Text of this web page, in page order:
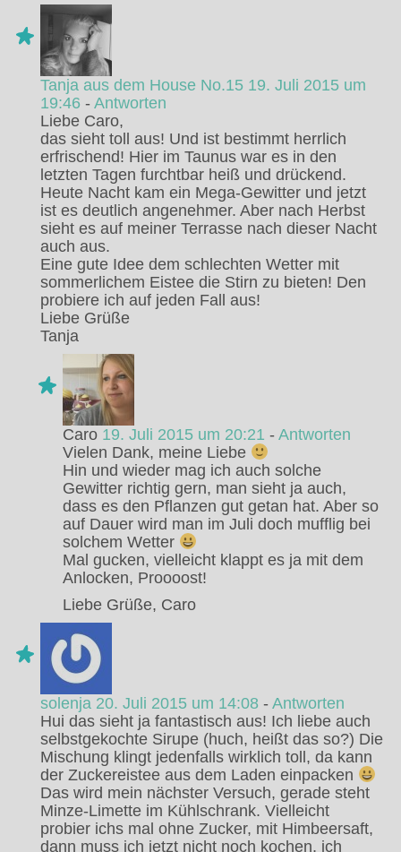
Tanja aus dem House No.15 19. Juli 2015 um
19:46 - Antworten
Liebe Caro,
das sieht toll aus! Und ist bestimmt herrlich
erfrischend! Hier im Taunus war es in den
letzten Tagen furchtbar heiß und drückend.
Heute Nacht kam ein Mega-Gewitter und jetzt
ist es deutlich angenehmer. Aber nach Herbst
sieht es auf meiner Terrasse nach dieser Nacht
auch aus.
Eine gute Idee dem schlechten Wetter mit
sommerlichem Eistee die Stirn zu bieten! Den
probiere ich auf jeden Fall aus!
Liebe Grüße
Tanja
Caro 19. Juli 2015 um 20:21 - Antworten
Vielen Dank, meine Liebe
Hin und wieder mag ich auch solche
Gewitter richtig gern, man sieht ja auch,
dass es den Pflanzen gut getan hat. Aber so
auf Dauer wird man im Juli doch mufflig bei
solchem Wetter
Mal gucken, vielleicht klappt es ja mit dem
Anlocken, Proooost!
Liebe Grüße, Caro
solenja 20. Juli 2015 um 14:08 - Antworten
Hui das sieht ja fantastisch aus! Ich liebe auch
selbstgekochte Sirupe (huch, heißt das so?) Die
Mischung klingt jedenfalls wirklich toll, da kann
der Zuckereistee aus dem Laden einpacken
Das wird mein nächster Versuch, gerade steht
Minze-Limette im Kühlschrank. Vielleicht
probier ichs mal ohne Zucker, mit Himbeersaft,
dann muss ich jetzt nicht noch kochen, ich